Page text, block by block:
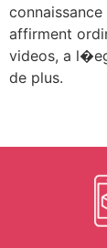
affirment
videos, a
de plus.